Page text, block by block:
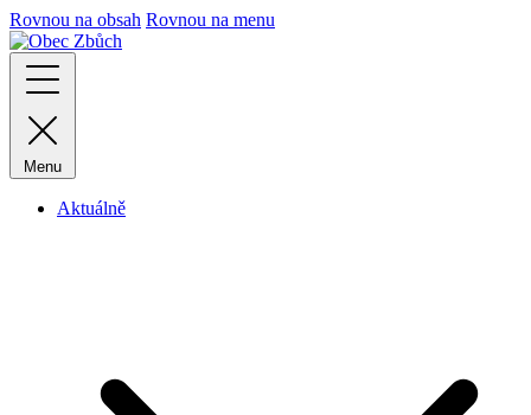
Rovnou na obsah Rovnou na menu
Menu
Aktuálně